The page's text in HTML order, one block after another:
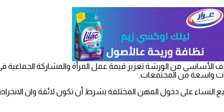
من الورشة تعزيز قيمة عمل المرأة والمشاركة الجماعية في
واسعة من المجتمعات.
على دخول المهن المختلفة بشرط أن تكون لائقة وان